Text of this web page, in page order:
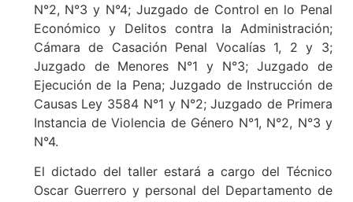
N°2, N°3 y N°4; Juzgado de Control en lo Penal
Económico y Delitos contra la Administración;
Cámara de Casación Penal Vocalías 1, 2 y 3;
Juzgado de Menores N°1 y N°3; Juzgado de
Ejecución de la Pena; Juzgado de Instrucción de
Causas Ley 3584 N°1 y N°2; Juzgado de Primera
Instancia de Violencia de Género N°1, N°2, N°3 y
N°4.
El dictado del taller estará a cargo del Técnico
Oscar Guerrero y personal del Departamento de